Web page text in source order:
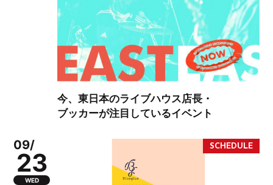
今、東日本のライブハウス店長・
ブッカーが注目しているイベント
09/
23
WED